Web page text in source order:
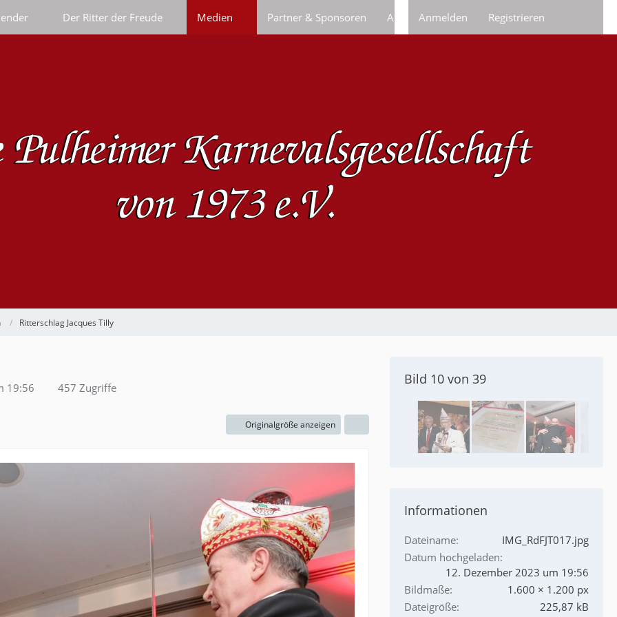
Der Ritter der Freude Medien Partner & Sponsoren Anfragen/Bestellungen
Anmelden Registrieren
Ritterschlag Jacques Tilly
19:56 457 Zugriffe
Originalgröße anzeigen
Bild 10 von 39
Informationen
Dateiname
IMG_RdFJT017.jpg
Datum hochgeladen
12. Dezember 2023 um 19:56
Bildmaße
1.600 × 1.200 px
Dateigröße
225,87 kB